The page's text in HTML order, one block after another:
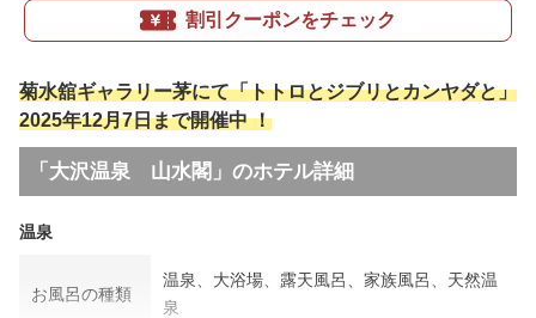
割引クーポンをチェック
菊水舘ギャラリー茅にて「トトロとジブリとカンヤダと」
2025年12月7日まで開催中 ！
「大沢温泉 山水閣」のホテル詳細
温泉
お風呂の種類
温泉、大浴場、露天風呂、家族風呂、天然温
泉